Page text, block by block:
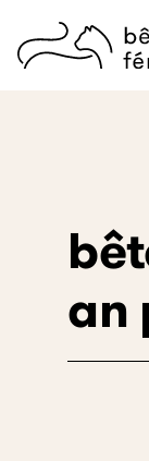
content
an